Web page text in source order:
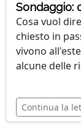
Sondaggio:
Cosa vuol
chiesto in
vivono
alcune delle
Continua la